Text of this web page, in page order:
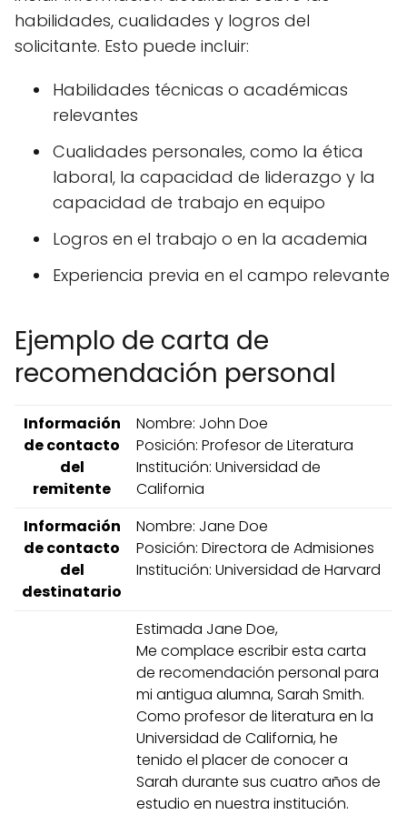
habilidades, cualidades y logros del
solicitante. Esto puede incluir:
Habilidades técnicas o académicas
relevantes
Cualidades personales, como la ética
laboral, la capacidad de liderazgo y la
capacidad de trabajo en equipo
Logros en el trabajo o en la academia
Experiencia previa en el campo relevante
Ejemplo de carta de
recomendación personal
Información
de contacto
del
remitente
Nombre: John Doe
Posición: Profesor de Literatura
Institución: Universidad de
California
Información
de contacto
del
destinatario
Nombre: Jane Doe
Posición: Directora de Admisiones
Institución: Universidad de Harvard
Estimada Jane Doe,
Me complace escribir esta carta
de recomendación personal para
mi antigua alumna, Sarah Smith.
Como profesor de literatura en la
Universidad de California, he
tenido el placer de conocer a
Sarah durante sus cuatro años de
estudio en nuestra institución.